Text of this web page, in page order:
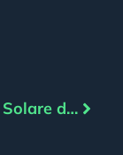
Bollettino Solare del 06/08/2024